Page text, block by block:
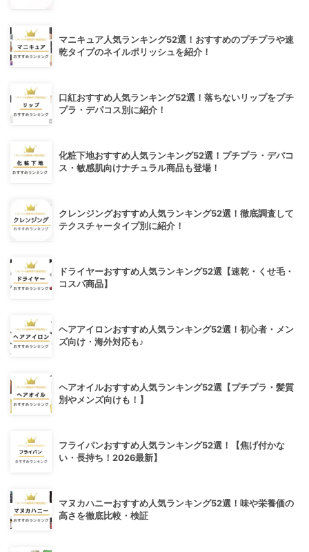
マニキュア人気ランキング52選！おすすめのプチプラや速
乾タイプのネイルポリッシュを紹介！
口紅おすすめ人気ランキング52選！落ちないリップをプチ
プラ・デパコス別に紹介！
化粧下地おすすめ人気ランキング52選！プチプラ・デパコ
ス・敏感肌向けナチュラル商品も登場！
クレンジングおすすめ人気ランキング52選！徹底調査して
テクスチャータイプ別に紹介！
ドライヤーおすすめ人気ランキング52選【速乾・くせ毛・
コスパ商品】
ヘアアイロンおすすめ人気ランキング52選！初心者・メン
ズ向け・海外対応も♪
ヘアオイルおすすめ人気ランキング52選【プチプラ・髪質
別やメンズ向けも！】
フライパンおすすめ人気ランキング52選！【焦げ付かな
い・長持ち！2026最新】
マヌカハニーおすすめ人気ランキング52選！味や栄養価の
高さを徹底比較・検証